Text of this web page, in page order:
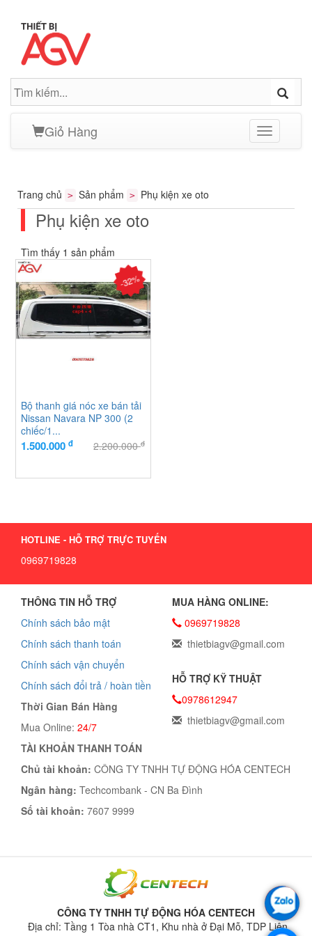
Toggle
navigation
Giỏ Hàng
Trang chủ > Sản phẩm > Phụ kiện xe oto
Phụ kiện xe oto
Tìm thấy 1 sản phẩm
-32%
Bộ thanh giá nóc xe bán tải
Nissan Navara NP 300 (2
chiếc/1...
1.500.000 đ 2.200.000đ
HOTLINE - HỖ TRỢ TRỰC TUYẾN
0969719828
THÔNG TIN HỖ TRỢ
Chính sách bảo mật
Chính sách thanh toán
Chính sách vận chuyển
Chính sách đổi trả / hoàn tiền
Thời Gian Bán Hàng
Mua Online: 24/7
MUA HÀNG ONLINE:
0969719828
thietbiagv@gmail.com
HỖ TRỢ KỸ THUẬT
0978612947
thietbiagv@gmail.com
TÀI KHOẢN THANH TOÁN
Chủ tài khoản: CÔNG TY TNHH TỰ ĐỘNG HÓA CENTECH
Ngân hàng: Techcombank - CN Ba Đình
Số tài khoản: 7607 9999
CÔNG TY TNHH TỰ ĐỘNG HÓA CENTECH
Địa chỉ: Tầng 1 Tòa nhà CT1, Khu nhà ở Đại Mỗ, TDP Liên